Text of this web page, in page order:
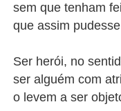
sem que tenham
que assim
Ser herói, no
ser alguém com
o levem a ser